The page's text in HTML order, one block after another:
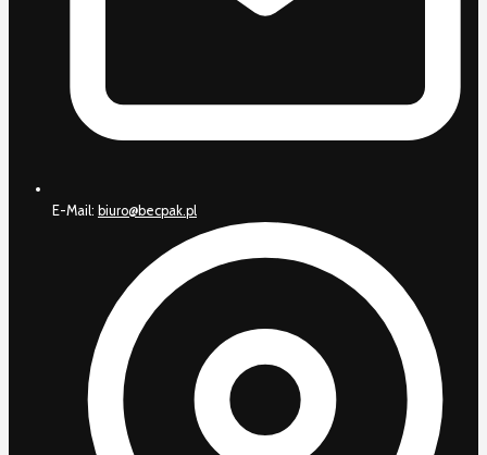
E-Mail: biuro@becpak.pl